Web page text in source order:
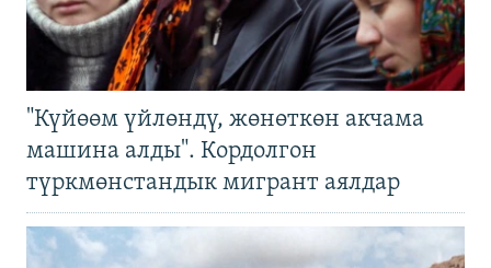
"Күйөөм үйлөндү, жөнөткөн акчама
машина алды". Кордолгон
түркмөнстандык мигрант аялдар